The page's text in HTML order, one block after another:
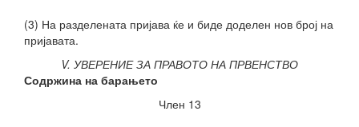
(3) На разделената пријава ќе и биде доделен нов број на
пријавата.
V. УВЕРЕНИЕ ЗА ПРАВОТО НА ПРВЕНСТВО
Содржина на барањето
Член 13